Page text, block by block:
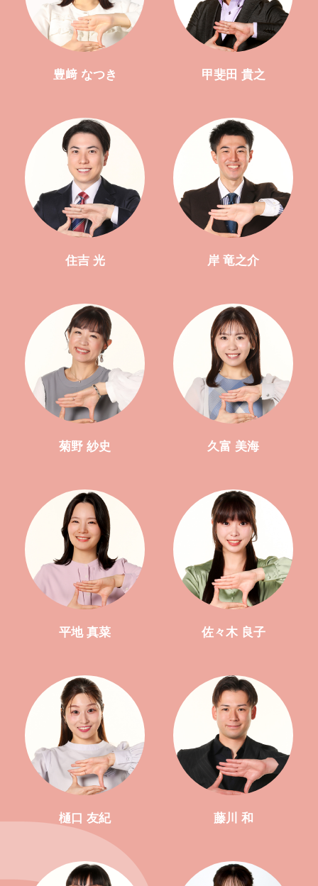
豊﨑 なつき 甲斐田 貴之
住吉 光 岸 竜之介
菊野 紗史 久富 美海
平地 真菜 佐々木 良子
樋口 友紀 藤川 和